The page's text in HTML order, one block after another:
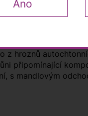
fouká silně
z hroznů
připomínající
s mandlovým
Ano